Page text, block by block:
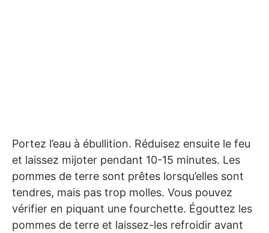
Portez l’eau à ébullition. Réduisez ensuite le feu
et laissez mijoter pendant 10-15 minutes. Les
pommes de terre sont prêtes lorsqu’elles sont
tendres, mais pas trop molles. Vous pouvez
vérifier en piquant une fourchette. Égouttez les
pommes de terre et laissez-les refroidir avant